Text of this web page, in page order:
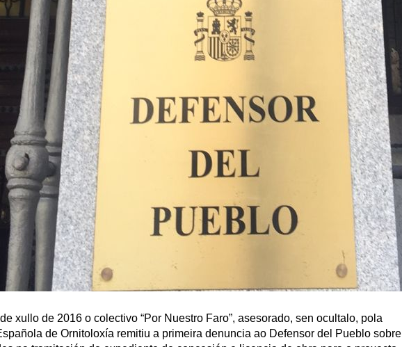
xullo de 2016 o colectivo “Por Nuestro Faro”, asesorado, sen ocultalo, pola
de Ornitoloxía remitiu a primeira denuncia ao Defensor del Pueblo sobre